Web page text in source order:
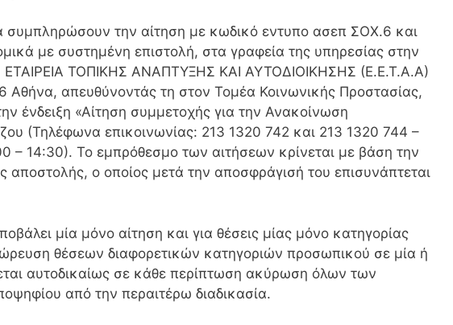
συμπληρώσουν την αίτηση με κωδικό εντυπο ασεπ ΣΟΧ.6 και
με συστημένη επιστολή, στα γραφεία της υπηρεσίας στην
ΕΤΑΙΡΕΙΑ ΤΟΠΙΚΗΣ ΑΝΑΠΤΥΞΗΣ ΚΑΙ ΑΥΤΟΔΙΟΙΚΗΣΗΣ (Ε.Ε.Τ.Α.Α)
απευθύνοντάς τη στον Τομέα Κοινωνικής Προστασίας,
ένδειξη «Αίτηση συμμετοχής για την Ανακοίνωση
(Τηλέφωνα επικοινωνίας: 213 1320 742 και 213 1320 744 –
– 14:30). Το εμπρόθεσμο των αιτήσεων κρίνεται με βάση την
αποστολής, ο οποίος μετά την αποσφράγισή του επισυνάπτεται
μία μόνο αίτηση και για θέσεις μίας μόνο κατηγορίας
θέσεων διαφορετικών κατηγοριών προσωπικού σε μία ή
αυτοδικαίως σε κάθε περίπτωση ακύρωση όλων των
από την περαιτέρω διαδικασία.